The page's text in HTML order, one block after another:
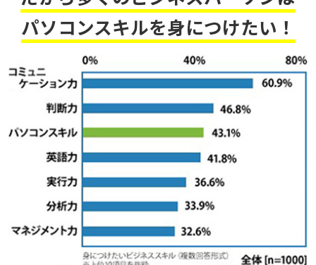
パソコンスキルを身につけたい！